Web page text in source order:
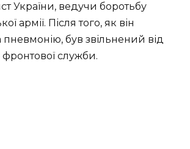
України, ведучи боротьбу
армії. Після того, як він
пневмонію, був звільнений від
служби.